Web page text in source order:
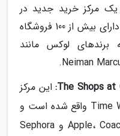
یک مرکز خرید جدید در
منهتن است. این مرکز خرید دارای بیش از 100 فروشگاه
برندهای لوکس مانند
این مرکز
خرید در پای Time Warner Center واقع شده است و
دارای فروشگاه‌هایی مانند Apple، Coach و Sephora